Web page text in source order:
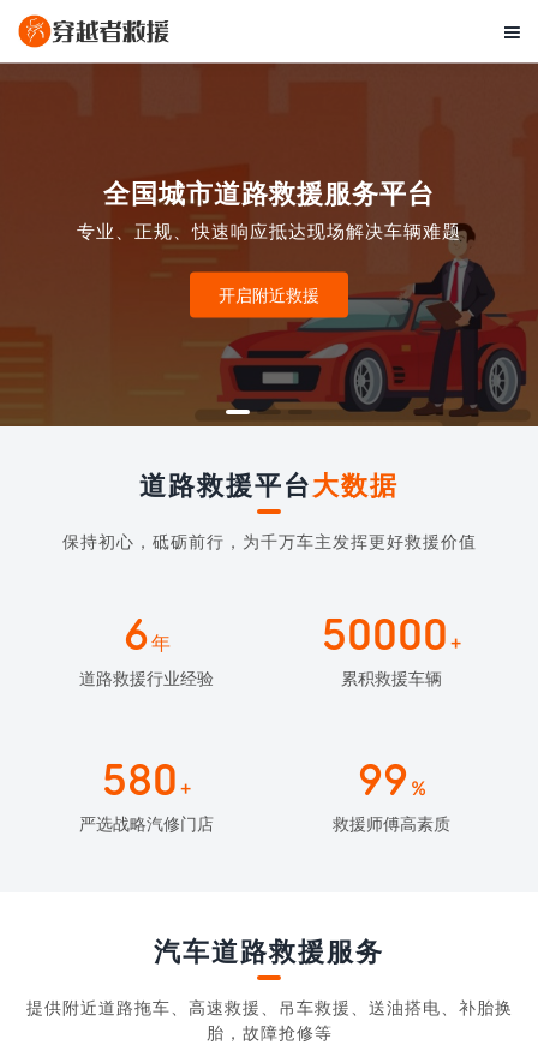

全国城市道路救援服务平台
专业、正规、快速响应抵达现场解决车辆难题
开启附近救援
道路救援平台大数据
保持初心，砥砺前行，为千万车主发挥更好救援价值
6年
道路救援行业经验
50000 +
累积救援车辆
580 +
严选战略汽修门店
99 %
救援师傅高素质
汽车道路救援服务
提供附近道路拖车、高速救援、吊车救援、送油搭电、补胎换
胎，故障抢修等